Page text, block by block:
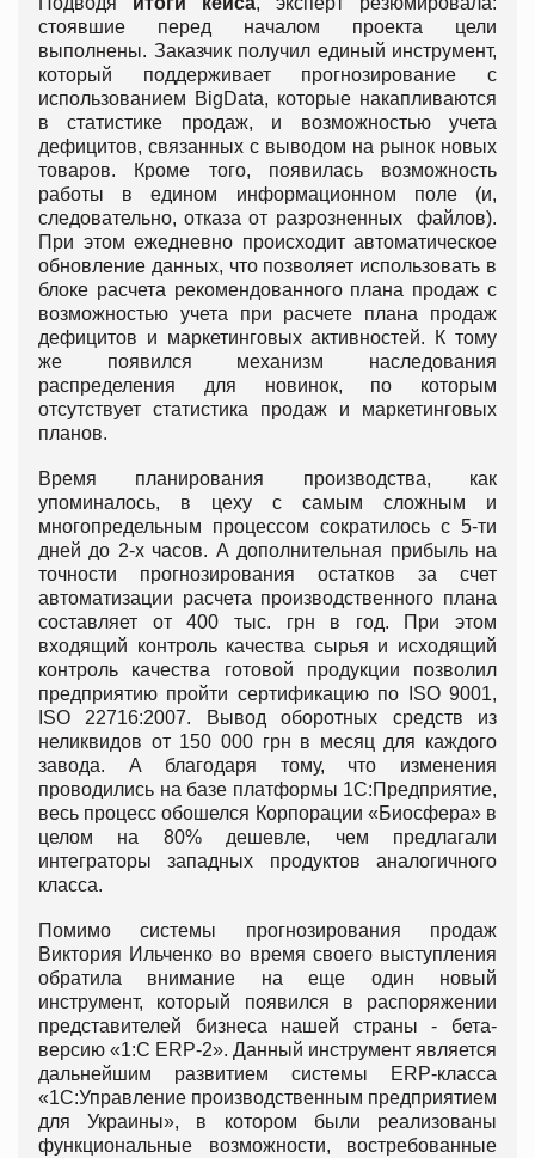
стоявшие перед началом проекта цели
выполнены. Заказчик получил единый инструмент,
который поддерживает прогнозирование с
использованием BigData, которые накапливаются
в статистике продаж, и возможностью учета
дефицитов, связанных с выводом на рынок новых
товаров. Кроме того, появилась возможность
работы в едином информационном поле (и,
следовательно, отказа от разрозненных файлов).
При этом ежедневно происходит автоматическое
обновление данных, что позволяет использовать в
блоке расчета рекомендованного плана продаж с
возможностью учета при расчете плана продаж
дефицитов и маркетинговых активностей. К тому
же появился механизм наследования
распределения для новинок, по которым
отсутствует статистика продаж и маркетинговых
планов.
Время планирования производства, как
упоминалось, в цеху с самым сложным и
многопредельным процессом сократилось с 5-ти
дней до 2-х часов. А дополнительная прибыль на
точности прогнозирования остатков за счет
автоматизации расчета производственного плана
составляет от 400 тыс. грн в год. При этом
входящий контроль качества сырья и исходящий
контроль качества готовой продукции позволил
предприятию пройти сертификацию по ISO 9001,
ISO 22716:2007. Вывод оборотных средств из
неликвидов от 150 000 грн в месяц для каждого
завода. А благодаря тому, что изменения
проводились на базе платформы 1С:Предприятие,
весь процесс обошелся Корпорации «Биосфера» в
целом на 80% дешевле, чем предлагали
интеграторы западных продуктов аналогичного
класса.
Помимо системы прогнозирования продаж
Виктория Ильченко во время своего выступления
обратила внимание на еще один новый
инструмент, который появился в распоряжении
представителей бизнеса нашей страны - бета-
версию «1:С ERP-2». Данный инструмент является
дальнейшим развитием системы ERP-класса
«1С:Управление производственным предприятием
для Украины», в котором были реализованы
функциональные возможности, востребованные